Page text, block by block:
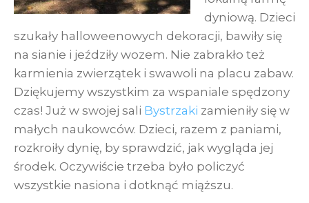
dyniową. Dzieci
szukały halloweenowych dekoracji, bawiły się
na sianie i jeździły wozem. Nie zabrakło też
karmienia zwierzątek i swawoli na placu zabaw.
Dziękujemy wszystkim za wspaniale spędzony
czas! Już w swojej sali Bystrzaki zamieniły się w
małych naukowców. Dzieci, razem z paniami,
rozkroiły dynię, by sprawdzić, jak wygląda jej
środek. Oczywiście trzeba było policzyć
wszystkie nasiona i dotknąć miąższu.